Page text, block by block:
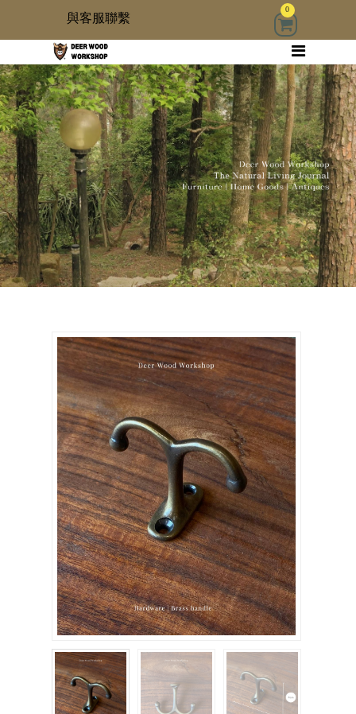
家具
木雜貨
生活器具
古物道具
居家修繕道具材料
關於我們
聯絡我們
客製化相簿
與客服聯繫
0